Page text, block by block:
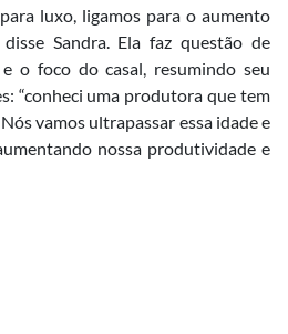
luxo, ligamos para o aumento
Sandra. Ela faz questão de
o foco do casal, resumindo seu
“conheci uma produtora que tem
vamos ultrapassar essa idade e
nossa produtividade e